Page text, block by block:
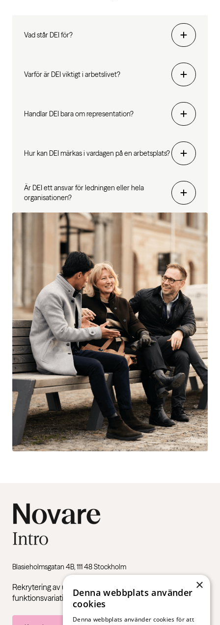
Vad står DEI för?
Varför är DEI viktigt i arbetslivet?
Handlar DEI bara om representation?
Hur kan DEI märkas i vardagen på en arbetsplats?
Är DEI ett ansvar för ledningen eller hela
organisationen?
Blasieholmsgatan 4B, 111 48 Stockholm
Rekrytering av unga vuxna med Neuropsykiatriska
funktionsvariationer som ADHD och autism.
×
Denna webbplats använder
cookies
Denna webbplats använder cookies för att